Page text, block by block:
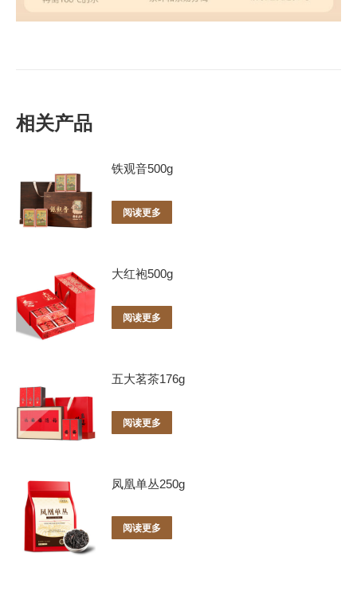
相关产品
铁观音500g
阅读更多
大红袍500g
阅读更多
五大茗茶176g
阅读更多
凤凰单丛250g
阅读更多